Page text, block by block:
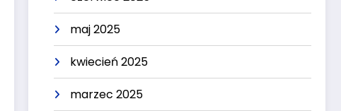
maj 2025
kwiecień 2025
marzec 2025